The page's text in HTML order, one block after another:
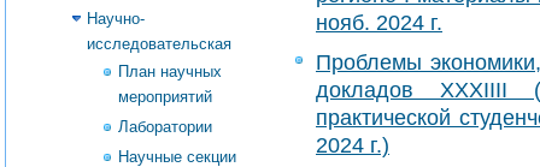
Научно-
исследовательская
План научных
мероприятий
Лаборатории
Научные секции
нояб. 2024 г.
Проблемы
докладов XXXIIII
практической
2024 г.)